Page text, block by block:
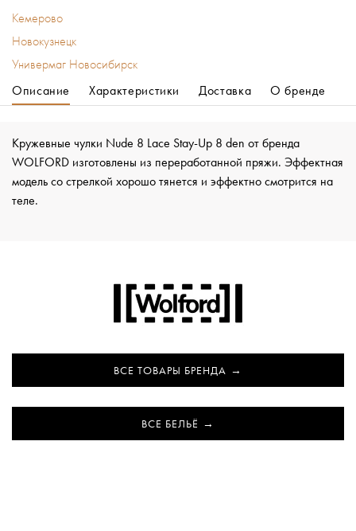
Кемерово
Новокузнецк
Универмаг Новосибирск
Описание
Характеристики Доставка О бренде
Кружевные чулки Nude 8 Lace Stay-Up 8 den от бренда
WOLFORD изготовлены из переработанной пряжи. Эффектная
модель со стрелкой хорошо тянется и эффектно смотрится на
теле.
ВСЕ ТОВАРЫ БРЕНДА
ВСЕ БЕЛЬЁ